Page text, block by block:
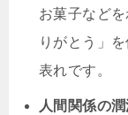
お菓子など
りがとう」
表れです。
人間関係の